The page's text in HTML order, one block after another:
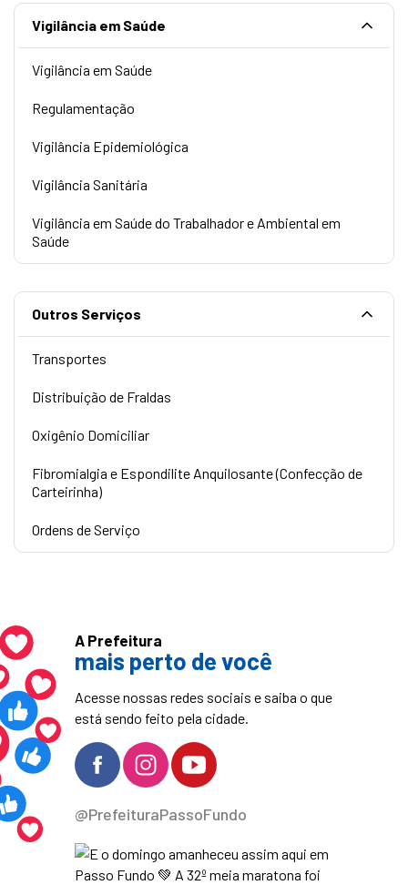
Vigilância em Saúde
Vigilância em Saúde
Regulamentação
Vigilância Epidemiológica
Vigilância Sanitária
Vigilância em Saúde do Trabalhador e Ambiental em
Saúde
Outros Serviços
Transportes
Distribuição de Fraldas
Oxigênio Domiciliar
Fibromialgia e Espondilite Anquilosante (Confecção de
Carteirinha)
Ordens de Serviço
A Prefeitura
mais perto de você
Acesse nossas redes sociais e saiba o que
está sendo feito pela cidade.
@PrefeituraPassoFundo